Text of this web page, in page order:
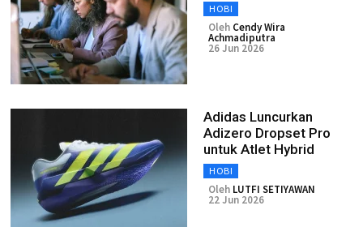
HOBI
Oleh Cendy Wira
Achmadiputra
26 Jun 2026
Adidas Luncurkan
Adizero Dropset Pro
untuk Atlet Hybrid
HOBI
Oleh LUTFI SETIYAWAN
22 Jun 2026